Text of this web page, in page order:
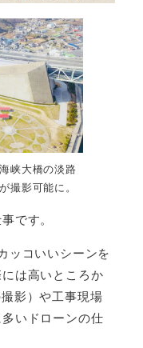
峡大橋の淡路
撮影可能に。
です。
ッコいいシーンを
は高いところか
影）や工事現場
いドローンの仕